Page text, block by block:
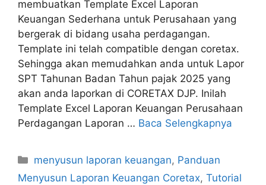
membuatkan Template Excel Laporan
Keuangan Sederhana untuk Perusahaan yang
bergerak di bidang usaha perdagangan.
Template ini telah compatible dengan coretax.
Sehingga akan memudahkan anda untuk Lapor
SPT Tahunan Badan Tahun pajak 2025 yang
akan anda laporkan di CORETAX DJP. Inilah
Template Excel Laporan Keuangan Perusahaan
Perdagangan Laporan … Baca Selengkapnya
Kategori
menyusun laporan keuangan, Panduan
Menyusun Laporan Keuangan Coretax, Tutorial